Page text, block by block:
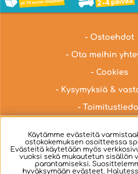
- Ostoehdot
- Ota meihin
- Cookies
- Kysymyksiä &
-
Ota yhteyttä meidän
Käytämme evästeitä
ostokokemuksen osoitteessa
Evästeitä käytetään myös
vuoksi sekä mukautetun sisällön
parantamiseksi.
hyväksymään evästeet.